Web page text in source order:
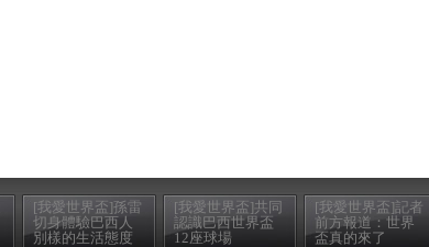
[我愛世界盃]孫雷
切身體驗巴西人
別樣的生活態度
[我愛世界盃]共同
認識巴西世界盃
12座球場
[我愛世界盃]記者
前方報道：世界
盃真的來了